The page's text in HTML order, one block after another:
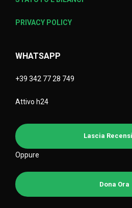
PRIVACY POLICY
WHATSAPP
+39 342 77 28 749
Attivo h24
Lascia
Oppure
Dona Ora